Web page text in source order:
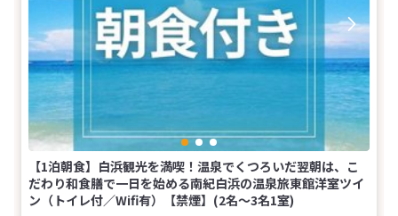
【1泊朝食】白浜観光を満喫！温泉でくつろいだ翌朝は、こ
だわり和食膳で一日を始める南紀白浜の温泉旅東館洋室ツイ
ン（トイレ付／Wifi有）【禁煙】(2名～3名1室)